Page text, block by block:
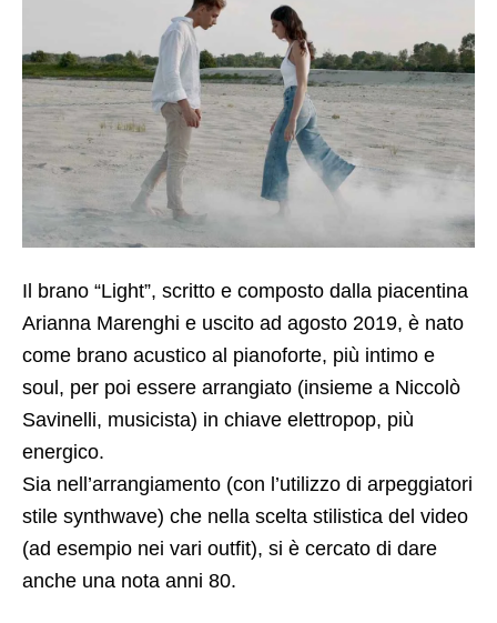
Il brano “Light”, scritto e composto dalla piacentina
Arianna Marenghi e uscito ad agosto 2019, è nato
come brano acustico al pianoforte, più intimo e
soul, per poi essere arrangiato (insieme a Niccolò
Savinelli, musicista) in chiave elettropop, più
energico.
Sia nell’arrangiamento (con l’utilizzo di arpeggiatori
stile synthwave) che nella scelta stilistica del video
(ad esempio nei vari outfit), si è cercato di dare
anche una nota anni 80.